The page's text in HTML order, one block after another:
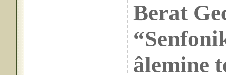
Berat
âlemine